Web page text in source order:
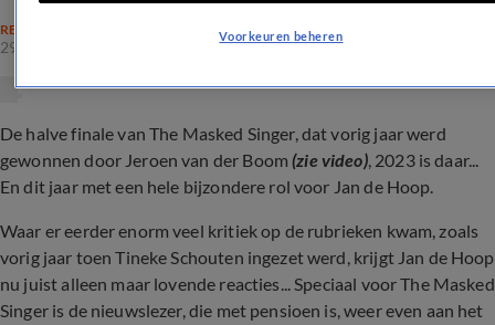
REALITY
29 dec 2023, 20:57
De halve finale van The Masked Singer, dat vorig jaar werd
gewonnen door Jeroen van der Boom (zie video), 2023 is daar...
En dit jaar met een hele bijzondere rol voor Jan de Hoop.
Waar er eerder enorm veel kritiek op de rubrieken kwam, zoals
vorig jaar toen Tineke Schouten ingezet werd, krijgt Jan de Hoop
nu juist alleen maar lovende reacties... Speciaal voor The Masked
Singer is de nieuwslezer, die met pensioen is, weer even aan het
Voorkeuren beheren